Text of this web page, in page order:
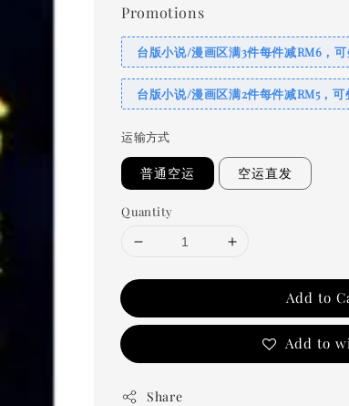
Promotions
台版小说/漫画区满3件每件减RM6，
台版小说/漫画区满2件每件减RM5，可
运输方式
普通空运 空运直发
Quantity
Add to
Add to
Share